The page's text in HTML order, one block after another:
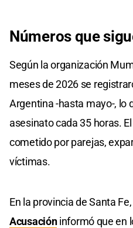
Números que
Según la organización
meses de 2026 se
Argentina -hasta mayo-, lo
asesinato cada 35 horas.
cometido por parejas,
víctimas.
En la provincia de Santa
Acusacióninformó que en